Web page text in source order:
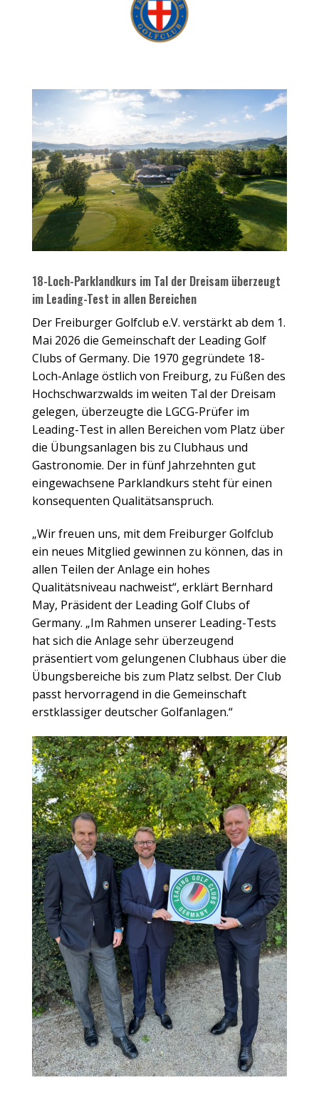
e.V.)
18-Loch-Parklandkurs im Tal der Dreisam überzeugt
im Leading-Test in allen Bereichen
Der Freiburger Golfclub e.V. verstärkt ab dem 1.
Mai 2026 die Gemeinschaft der Leading Golf
Clubs of Germany. Die 1970 gegründete 18-
Loch-Anlage östlich von Freiburg, zu Füßen des
Hochschwarzwalds im weiten Tal der Dreisam
gelegen, überzeugte die LGCG-Prüfer im
Leading-Test in allen Bereichen vom Platz über
die Übungsanlagen bis zu Clubhaus und
Gastronomie. Der in fünf Jahrzehnten gut
eingewachsene Parklandkurs steht für einen
konsequenten Qualitätsanspruch.
„Wir freuen uns, mit dem Freiburger Golfclub
ein neues Mitglied gewinnen zu können, das in
allen Teilen der Anlage ein hohes
Qualitätsniveau nachweist“, erklärt Bernhard
May, Präsident der Leading Golf Clubs of
Germany. „Im Rahmen unserer Leading-Tests
hat sich die Anlage sehr überzeugend
präsentiert vom gelungenen Clubhaus über die
Übungsbereiche bis zum Platz selbst. Der Club
passt hervorragend in die Gemeinschaft
erstklassiger deutscher Golfanlagen.“